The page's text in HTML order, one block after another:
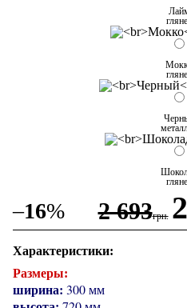
–16% 2 693грн.
Характеристики:
Размеры:
ширина: 300 мм